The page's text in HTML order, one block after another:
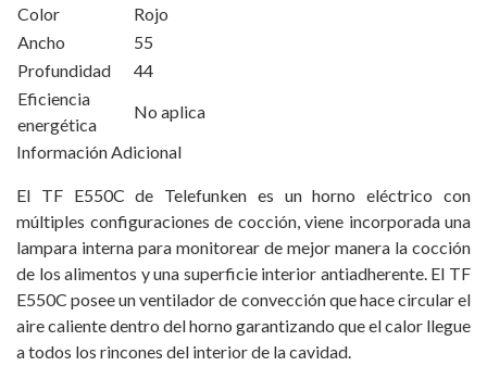
Color
Rojo
Ancho
55
Profundidad
44
Eficiencia
energética
No aplica
Información Adicional
El TF E550C de Telefunken es un horno eléctrico con
múltiples configuraciones de cocción, viene incorporada una
lampara interna para monitorear de mejor manera la cocción
de los alimentos y una superficie interior antiadherente. El TF
E550C posee un ventilador de convección que hace circular el
aire caliente dentro del horno garantizando que el calor llegue
a todos los rincones del interior de la cavidad.